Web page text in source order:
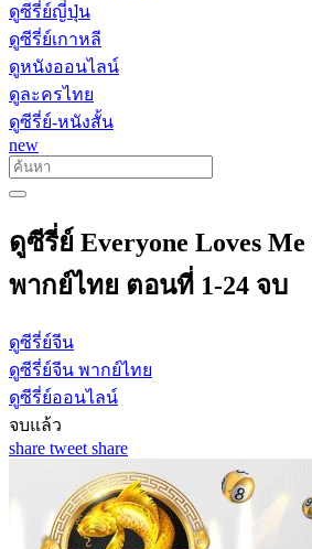
ดูซีรี่ย์ญี่ปุ่น
ดูซีรี่ย์เกาหลี
ดูหนังออนไลน์
ดูละครไทย
ดูซีรี่ย์-หนังสั้น
new
ดูซีรี่ย์ Everyone Loves
พากย์ไทย ตอนที่ 1-24 จบ
ดูซีรี่ย์จีน
ดูซีรี่ย์จีน พากย์ไทย
ดูซีรี่ย์ออนไลน์
จบแล้ว
share tweet share